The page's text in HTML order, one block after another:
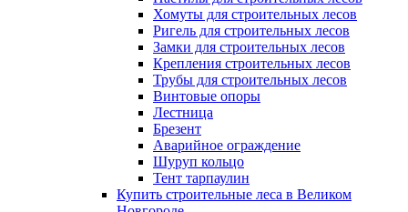
Хомуты для строительных лесов
Ригель для строительных лесов
Замки для строительных лесов
Крепления строительных лесов
Трубы для строительных лесов
Винтовые опоры
Лестница
Брезент
Аварийное ограждение
Шуруп кольцо
Тент тарпаулин
Купить строительные леса в Великом